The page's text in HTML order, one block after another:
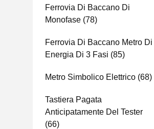
Ferrovia Di Baccano Di
Monofase (78)
Ferrovia Di Baccano Metro Di
Energia Di 3 Fasi (85)
Metro Simbolico Elettrico (68)
Tastiera Pagata
Anticipatamente Del Tester
(66)